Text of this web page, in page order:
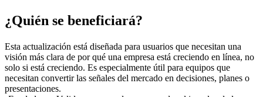
¿Quién se beneficiará?
Esta actualización está diseñada para usuarios que necesitan una
visión más clara de por qué una empresa está creciendo en línea, no
solo si está creciendo. Es especialmente útil para equipos que
necesitan convertir las señales del mercado en decisiones, planes o
presentaciones.